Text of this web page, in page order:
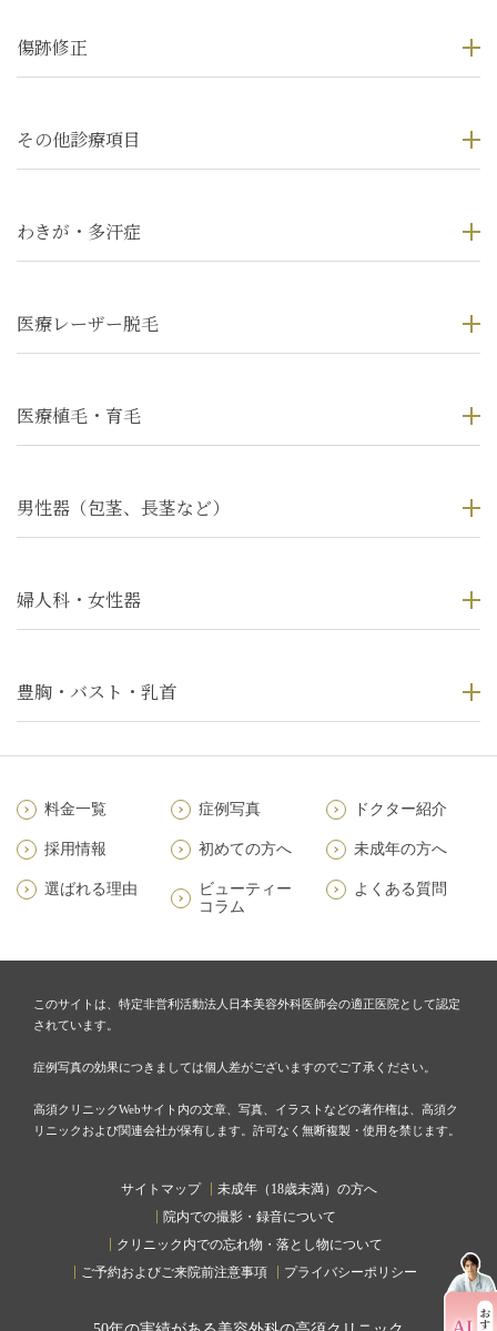
傷跡修正
その他診療項目
わきが・多汗症
医療レーザー脱毛
医療植毛・育毛
男性器（包茎、長茎など）
婦人科・女性器
豊胸・バスト・乳首
料金一覧 症例写真 ドクター紹介
採用情報 初めての方へ 未成年の方へ
選ばれる理由
ビューティー
コラム
よくある質問
このサイトは、特定非営利活動法人日本美容外科医師会の適正医院として認定
されています。
症例写真の効果につきましては個人差がございますのでご了承ください。
高須クリニックWebサイト内の文章、写真、イラストなどの著作権は、高須ク
リニックおよび関連会社が保有します。許可なく無断複製・使用を禁じます。
サイトマップ
未成年（18歳未満）の方へ
院内での撮影・録音について
クリニック内での忘れ物・落とし物について
ご予約およびご来院前注意事項
プライバシーポリシー